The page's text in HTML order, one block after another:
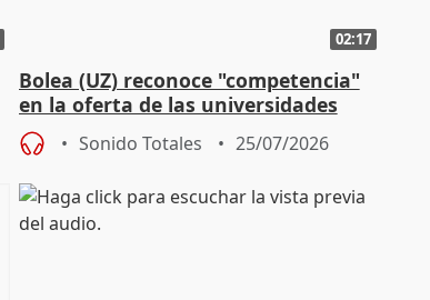
02:17
Bolea (UZ) reconoce "competencia"
en la oferta de las universidades
privadas
Sonido Totales 25/07/2026